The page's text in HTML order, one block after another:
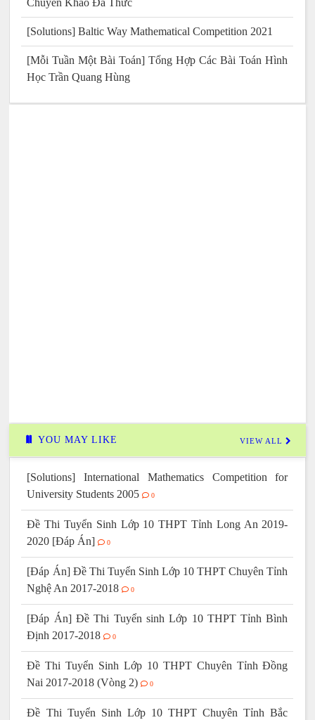
Chuyên Khảo Đa Thức
[Solutions] Baltic Way Mathematical Competition 2021
[Mỗi Tuần Một Bài Toán] Tổng Hợp Các Bài Toán Hình
Học Trần Quang Hùng
YOU MAY LIKE VIEW ALL
[Solutions] International Mathematics Competition for
University Students 2005
0
Đề Thi Tuyển Sinh Lớp 10 THPT Tỉnh Long An 2019-
2020 [Đáp Án]
0
[Đáp Án] Đề Thi Tuyển Sinh Lớp 10 THPT Chuyên Tỉnh
Nghệ An 2017-2018
0
[Đáp Án] Đề Thi Tuyển sinh Lớp 10 THPT Tỉnh Bình
Định 2017-2018
0
Đề Thi Tuyển Sinh Lớp 10 THPT Chuyên Tỉnh Đồng
Nai 2017-2018 (Vòng 2)
0
Đề Thi Tuyển Sinh Lớp 10 THPT Chuyên Tỉnh Bắc